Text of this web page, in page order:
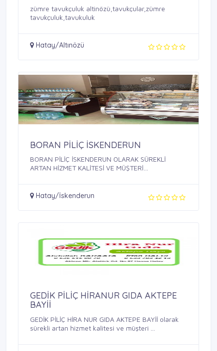
zümre tavukçuluk altinözü,tavukçular,zümre
tavukçuluk,tavukuluk
Hatay/Altınözü
BORAN PİLİÇ İSKENDERUN
BORAN PİLİÇ İSKENDERUN OLARAK SÜREKLİ
ARTAN HİZMET KALİTESİ VE MÜŞTERİ
Hatay/İskenderun
GEDİK PİLİÇ HİRANUR GIDA AKTEPE
BAYİİ
GEDİK PİLİÇ HİRA NUR GIDA AKTEPE BAYİİ olarak
sürekli artan hizmet kalitesi ve müşteri ...